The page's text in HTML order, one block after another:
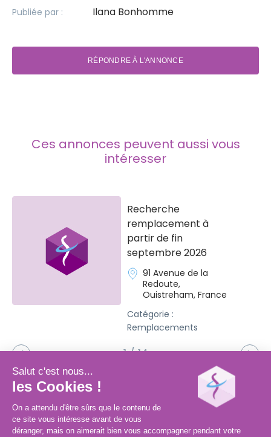
RÉPONDRE À L'ANNONCE
Publiée par : Ilana Bonhomme
Ces annonces peuvent aussi vous
intéresser
Recherche
remplacement à
partir de fin
septembre 2026
91 Avenue de la
Redoute,
Ouistreham, France
Catégorie :
Remplacements
1 / 14